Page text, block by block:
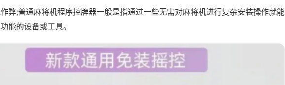
弊;普通麻将机程序控牌器一般是指通过一些无需对麻将机进行复杂安装操作就能
能的设备或工具。